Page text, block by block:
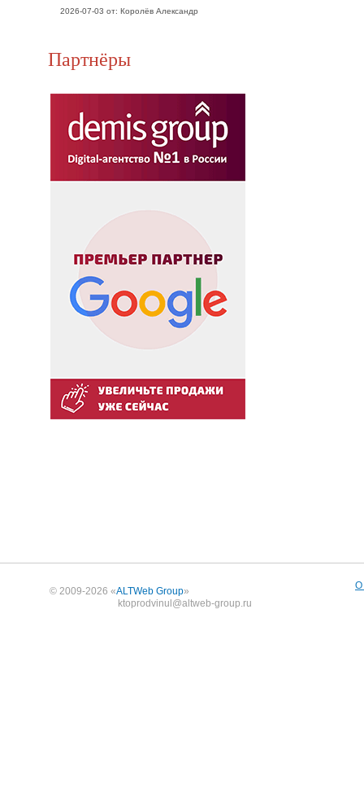
2026-07-03 от: Королёв Александр
Партнёры
© 2009-2026 «ALTWeb Group»
ktoprodvinul@altweb-group.ru
О